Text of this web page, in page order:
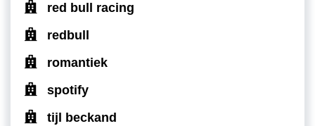
red bull racing
redbull
romantiek
spotify
tijl beckand